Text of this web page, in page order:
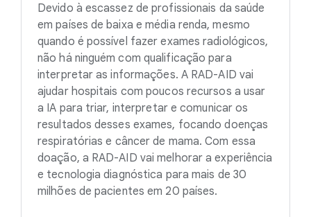
Devido à escassez de profissionais da saúde
em países de baixa e média renda, mesmo
quando é possível fazer exames radiológicos,
não há ninguém com qualificação para
interpretar as informações. A RAD-AID vai
ajudar hospitais com poucos recursos a usar
a IA para triar, interpretar e comunicar os
resultados desses exames, focando doenças
respiratórias e câncer de mama. Com essa
doação, a RAD-AID vai melhorar a experiência
e tecnologia diagnóstica para mais de 30
milhões de pacientes em 20 países.